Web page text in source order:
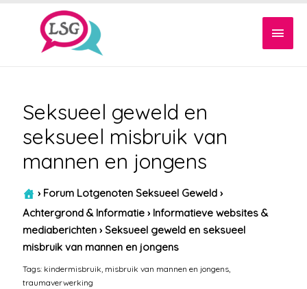
Seksueel geweld en
seksueel misbruik van
mannen en jongens
› Forum Lotgenoten Seksueel Geweld ›
Achtergrond & Informatie › Informatieve websites &
mediaberichten › Seksueel geweld en seksueel
misbruik van mannen en jongens
Tags: kindermisbruik misbruik van mannen en jongens
traumaverwerking